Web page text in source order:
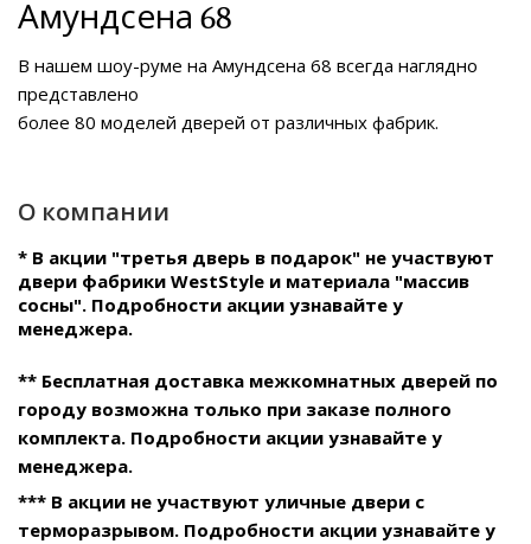
Амундсена 68
В нашем шоу-руме на Амундсена 68 всегда наглядно
представлено
более 80 моделей дверей от различных фабрик.
О компании
* В акции "третья дверь в подарок" не участвуют
двери фабрики WestStyle и материала "массив
сосны". Подробности акции узнавайте у
менеджера.
** Бесплатная доставка межкомнатных дверей по
городу возможна только при заказе полного
комплекта. Подробности акции узнавайте у
менеджера.
*** В акции не участвуют уличные двери с
терморазрывом. Подробности акции узнавайте у